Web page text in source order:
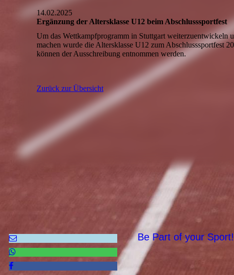
14.02.2025
Ergänzung der Altersklasse U12 beim Abschlusssportfest
Um das Wettkampfprogramm in Stuttgart weiterzuentwickeln
machen wurde die Altersklasse U12 zum Abschlusssportfest
können der Ausschreibung entnommen werden.
Zurück zur Übersicht
Be Part of your Sport!